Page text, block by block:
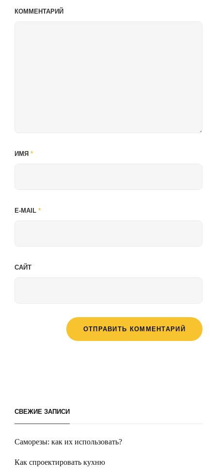
КОММЕНТАРИЙ
ИМЯ *
E-MAIL *
САЙТ
СВЕЖИЕ ЗАПИСИ
Саморезы: как их использовать?
Как спроектировать кухню